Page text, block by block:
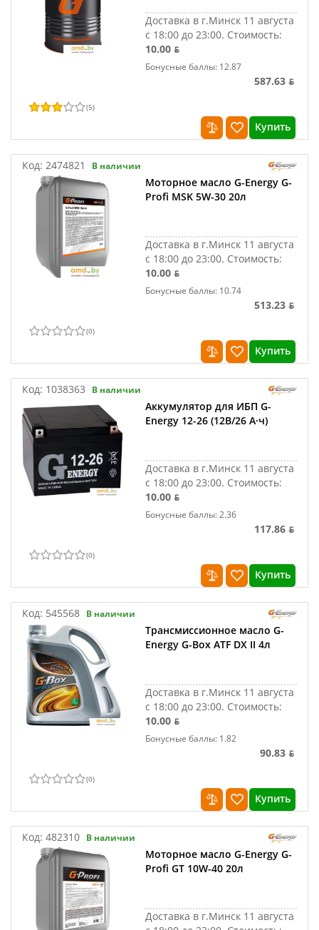
Доставка в г.Минск 11 августа
с 18:00 до 23:00. Стоимость:
10.00 ƃ
Бонусные баллы: 12.87
587.63 ƃ
(5)
Купить
Код: 2474821 В наличии
Моторное масло G-Energy G-
Profi MSK 5W-30 20л
Доставка в г.Минск 11 августа
с 18:00 до 23:00. Стоимость:
10.00 ƃ
Бонусные баллы: 10.74
513.23 ƃ
(0)
Купить
Код: 1038363 В наличии
Аккумулятор для ИБП G-
Energy 12-26 (12В/26 А·ч)
Доставка в г.Минск 11 августа
с 18:00 до 23:00. Стоимость:
10.00 ƃ
Бонусные баллы: 2.36
117.86 ƃ
(0)
Купить
Код: 545568 В наличии
Трансмиссионное масло G-
Energy G-Box ATF DX II 4л
Доставка в г.Минск 11 августа
с 18:00 до 23:00. Стоимость:
10.00 ƃ
Бонусные баллы: 1.82
90.83 ƃ
(0)
Купить
Код: 482310 В наличии
Моторное масло G-Energy G-
Profi GT 10W-40 20л
Доставка в г.Минск 11 августа